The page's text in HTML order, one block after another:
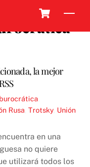
la mejor
Rusa ,Trotsky, Unión
en una
no quiere
utilizará todos los